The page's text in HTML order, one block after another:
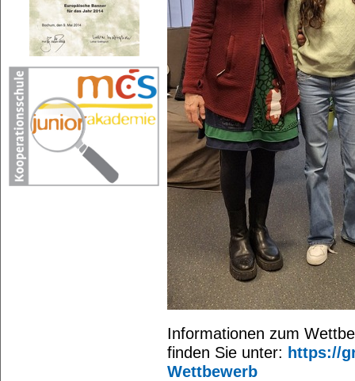
Informationen zum
finden Sie unter: https://
Wettbewerb